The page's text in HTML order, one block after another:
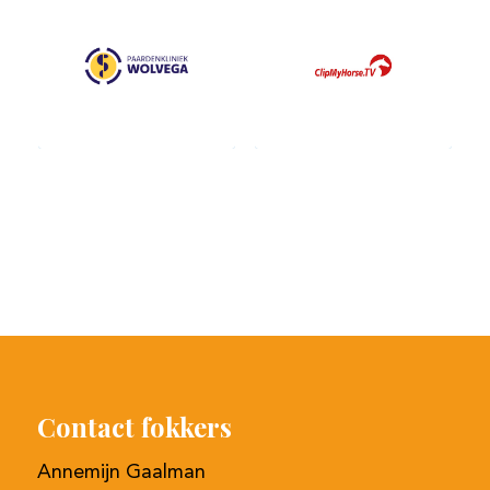
Contact fokkers
Annemijn Gaalman